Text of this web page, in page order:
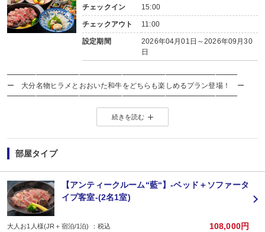
チェックイン 15:00
チェックアウト 11:00
設定期間
2026年04月01日～2026年09月30
日
━━━━━━━━━━━━━━━━━━━━━━━━━━━━━━━━
ー 大分名物ヒラメとおおいた和牛をどちらも楽しめるプラン登場！ ー
━━━━━━━━━━━━━━━━━━━━━━━━━━━━━━━━
ヒラメ、おおいた和牛どちらも食べたい！！
そんなお客様のための贅沢なプランです♪
春の味覚、淡白で上品な味わいの「大分産ヒラメ」と
大分県を代表する三大食材のひとつ「おおいた和牛」。
どちらも味わえる贅沢なご夕食をお楽しみください。
【ご夕食】
一品一品心を込め、その季節に応じた料理法で仕上げる人気の創作会席コース
※内容は月毎に変更いたします。
小鉢／前菜／椀物／造り／煮物／焼肴／強肴／揚物／酢物／お食事／デザート
※子供料理は上記内容とは異なります。
※同じご宿泊プランで２泊以上ご予約の場合、２泊目以降は、
ご宿泊料金に応じた当館おまかせのご夕食内容に変更させていただきます。
続きを読む
部屋タイプ
【アンティークルーム“藍“】-ベッド＋ソファータ
イプ客室-(2名1室)
大人お1人様(JR＋宿泊/1泊) ：税込 108,000円